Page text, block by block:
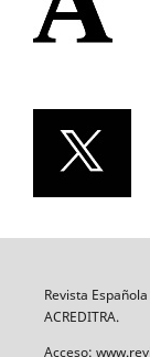
Revista
ACREDITRA.
Acceso: